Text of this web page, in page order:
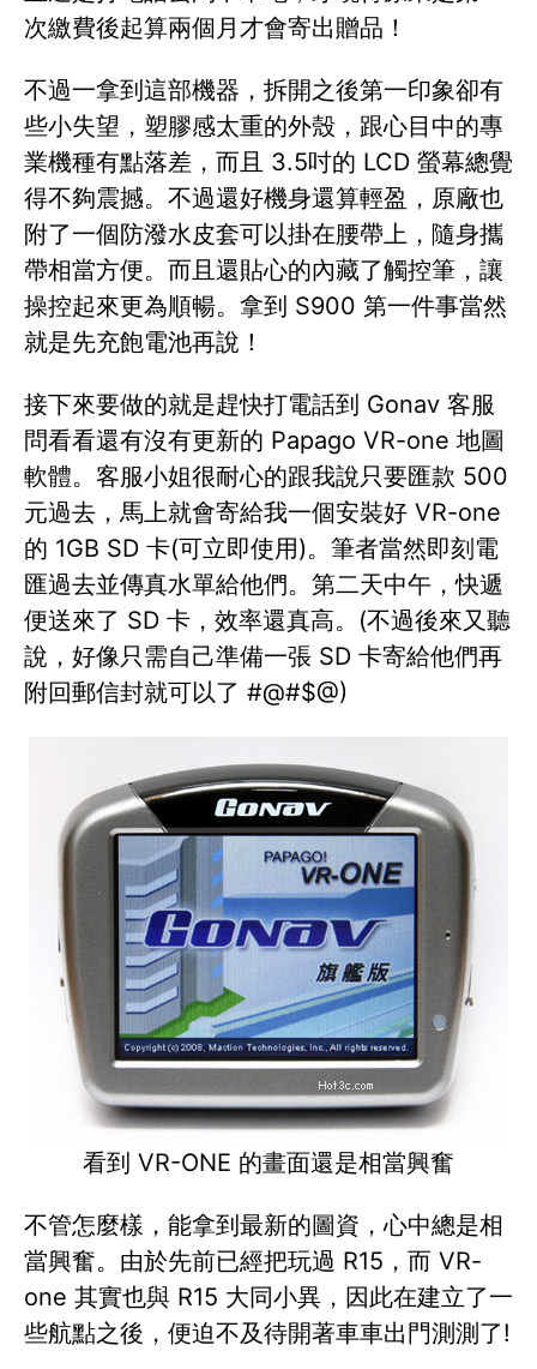
次繳費後起算兩個月才會寄出贈品！
不過一拿到這部機器，拆開之後第一印象卻有
些小失望，塑膠感太重的外殼，跟心目中的專
業機種有點落差，而且 3.5吋的 LCD 螢幕總覺
得不夠震撼。不過還好機身還算輕盈，原廠也
附了一個防潑水皮套可以掛在腰帶上，隨身攜
帶相當方便。而且還貼心的內藏了觸控筆，讓
操控起來更為順暢。拿到 S900 第一件事當然
就是先充飽電池再說！
接下來要做的就是趕快打電話到 Gonav 客服
問看看還有沒有更新的 Papago VR-one 地圖
軟體。客服小姐很耐心的跟我說只要匯款 500
元過去，馬上就會寄給我一個安裝好 VR-one
的 1GB SD 卡(可立即使用)。筆者當然即刻電
匯過去並傳真水單給他們。第二天中午，快遞
便送來了 SD 卡，效率還真高。(不過後來又聽
說，好像只需自己準備一張 SD 卡寄給他們再
附回郵信封就可以了 #@#$@)
看到 VR-ONE 的畫面還是相當興奮
不管怎麼樣，能拿到最新的圖資，心中總是相
當興奮。由於先前已經把玩過 R15，而 VR-
one 其實也與 R15 大同小異，因此在建立了一
些航點之後，便迫不及待開著車車出門測測了!